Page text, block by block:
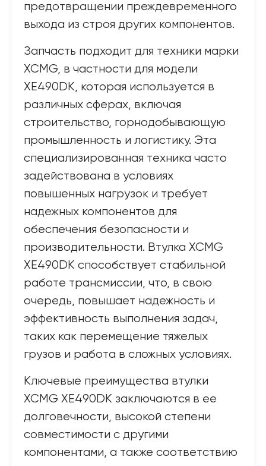
предотвращении преждевременного
выхода из строя других компонентов.
Запчасть подходит для техники марки
XCMG, в частности для модели
XE490DK, которая используется в
различных сферах, включая
строительство, горнодобывающую
промышленность и логистику. Эта
специализированная техника часто
задействована в условиях
повышенных нагрузок и требует
надежных компонентов для
обеспечения безопасности и
производительности. Втулка XCMG
XE490DK способствует стабильной
работе трансмиссии, что, в свою
очередь, повышает надежность и
эффективность выполнения задач,
таких как перемещение тяжелых
грузов и работа в сложных условиях.
Ключевые преимущества втулки
XCMG XE490DK заключаются в ее
долговечности, высокой степени
совместимости с другими
компонентами, а также соответствию